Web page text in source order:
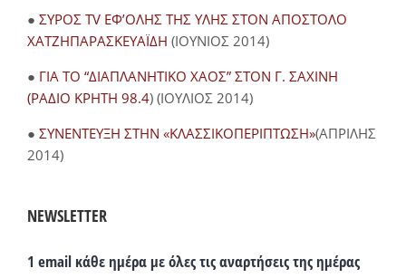
● ΣΥΡΟΣ TV ΕΦ’ΟΛΗΣ ΤΗΣ ΥΛΗΣ ΣΤΟΝ ΑΠΟΣΤΟΛΟ
ΧΑΤΖΗΠΑΡΑΣΚΕΥΑΪΔΗ (ΙΟΥΝΙΟΣ 2014)
● ΓΙΑ ΤΟ “ΔΙΑΠΛΑΝΗΤΙΚΟ ΧΑΟΣ” ΣΤΟΝ Γ. ΣΑΧΙΝΗ
(ΡΑΔΙΟ ΚΡΗΤΗ 98.4) (ΙΟΥΛΙΟΣ 2014)
● ΣΥΝΕΝΤΕΥΞΗ ΣΤΗΝ «ΚΛΑΣΣΙΚΟΠΕΡΙΠΤΩΣΗ»(ΑΠΡΙΛΗΣ
2014)
NEWSLETTER
1 email κάθε ημέρα με όλες τις αναρτήσεις της ημέρας